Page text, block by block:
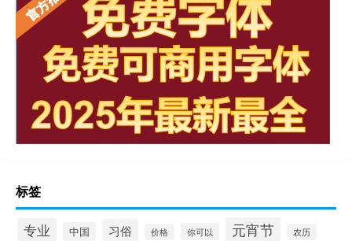
标签
专业 中国 习俗 价格 你可以 元宵节 农历